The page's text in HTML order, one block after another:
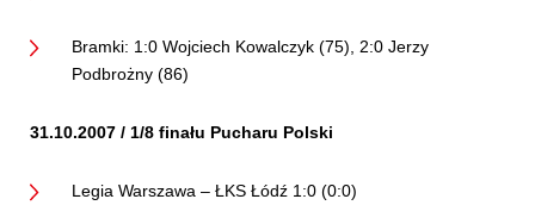
Bramki: 1:0 Wojciech Kowalczyk (75), 2:0 Jerzy
Podbrożny (86)
31.10.2007 / 1/8 finału Pucharu Polski
Legia Warszawa – ŁKS Łódź 1:0 (0:0)